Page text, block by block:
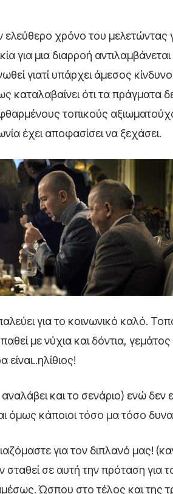
χρόνο του μελετώντας
για μια διαρροή
γιατί υπάρχει άμεσος
καταλαβαίνει ότι τα πράγματα
τοπικούς
έχει αποφασίσει να ξεχάσει.
για το κοινωνικό καλό.
με νύχια και δόντια,
και το σενάριο) ενώ δεν
όμως κάποιοι τόσο μα τόσο
για τον διπλανό μας!
σταθεί σε αυτή την πρόταση για
Ώσπου στο τέλος και της